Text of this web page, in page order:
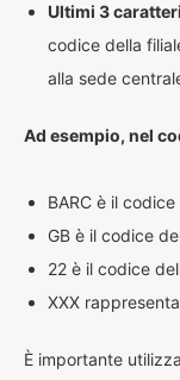
Ultimi 3
codice della
alla sede
Ad esempio, nel
BARC è il
GB è il codice
22 è il codice
XXX
È importante